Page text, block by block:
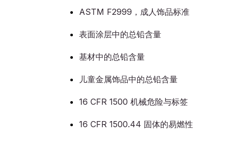
ASTM F2999，成人饰品标准
表面涂层中的总铅含量
基材中的总铅含量
儿童金属饰品中的总铅含量
16 CFR 1500 机械危险与标签
16 CFR 1500.44 固体的易燃性